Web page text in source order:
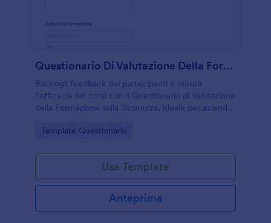
Questionario Di Valutazione Della Formazione Sulla Sicurezza
Raccogli feedback dei partecipanti e misura
l’efficacia dei corsi con il Questionario di Valutazione
della Formazione sulla Sicurezza, ideale per aziende
dopo ogni sessione.
Go to Category:
Template Questionario
Usa Template
Anteprima